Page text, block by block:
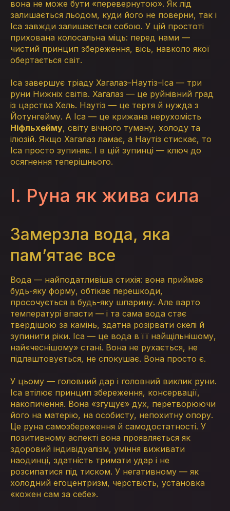
вона не може бути «перевернутою». Як лід
залишається льодом, куди його не поверни, так і
Іса завжди залишається собою. У цій простоті
прихована колосальна міць: перед нами —
чистий принцип збереження, вісь, навколо якої
обертається світ.
Іса завершує тріаду Хагалаз–Наутіз–Іса — три
руни Нижніх світів. Хагалаз — це руйнівний град
із царства Хель. Наутіз — це тертя й нужда з
Йотунгейму. А Іса — це крижана нерухомість
Ніфльхейму, світу вічного туману, холоду та
ілюзій. Якщо Хагалаз ламає, а Наутіз стискає, то
Іса просто зупиняє. І в цій зупинці — ключ до
осягнення теперішнього.
I. Руна як жива сила
Замерзла вода, яка
пам’ятає все
Вода — найподатливіша стихія: вона приймає
будь-яку форму, обтікає перешкоди,
просочується в будь-яку шпарину. Але варто
температурі впасти — і та сама вода стає
твердішою за камінь, здатна розірвати скелі й
зупинити ріки. Іса — це вода в її найщільнішому,
най«чеснішому» стані. Вона не рухається, не
підлаштовується, не спокушає. Вона просто є.
У цьому — головний дар і головний виклик руни.
Іса втілює принцип збереження, консервації,
накопичення. Вона «згущує» дух, перетворюючи
його на матерію, на особисту, непохитну опору.
Це руна самозбереження й самодостатності. У
позитивному аспекті вона проявляється як
здоровий індивідуалізм, уміння виживати
наодинці, здатність тримати удар і не
розсипатися під тиском. У негативному — як
холодний егоцентризм, черствість, установка
«кожен сам за себе».